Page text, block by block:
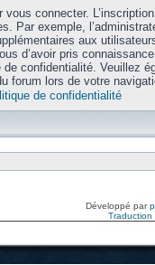
connecter.
Par exemple,
aux
d’avoir pris
confidentialité. Veuillez
forum lors de votre
de confidentialité
Développé par
Traduction